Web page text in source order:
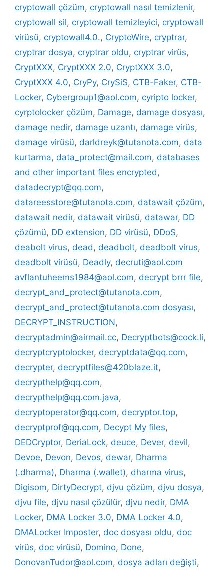
cryptowall çözüm, cryptowall nasıl temizlenir,
cryptowall sil, cryptowall temizleyici, cryptowall
virüsü, cryptowall4.0., CryptoWire, cryptrar,
cryptrar dosya, cryptrar oldu, cryptrar virüs,
CryptXXX, CryptXXX 2.0, CryptXXX 3.0,
CryptXXX 4.0, CryPy, CrySiS, CTB-Faker, CTB-
Locker, Cybergroup1@aol.com, cyripto locker,
cyrptolocker çözüm, Damage, damage dosyası,
damage nedir, damage uzantı, damage virüs,
damage virüsü, darldreyk@tutanota.com, data
kurtarma, data_protect@mail.com, databases
and other important files encrypted,
datadecrypt@qq.com,
datareesstore@tutanota.com, datawait çözüm,
datawait nedir, datawait virüsü, datawar, DD
çözümü, DD extension, DD virüsü, DDoS,
deabolt virus, dead, deadbolt, deadbolt virus,
deadbolt virüsü, Deadly, decruti@aol.com
avflantuheems1984@aol.com, decrypt brrr file,
decrypt_and_protect@tutanota.com,
decrypt_and_protect@tutanota.com dosyası,
DECRYPT_INSTRUCTION,
decryptadmin@airmail.cc, Decryptbots@cock.li,
decryptcryptolocker, decryptdata@qq.com,
decrypter, decryptfiles@420blaze.it,
decrypthelp@qq.com,
decrypthelp@qq.com.java,
decryptoperator@qq.com, decryptor.top,
decryptprof@qq.com, Decypt My files,
DEDCryptor, DeriaLock, deuce, Dever, devil,
Devoe, Devon, Devos, dewar, Dharma
(.dharma), Dharma (.wallet), dharma virus,
Digisom, DirtyDecrypt, djvu çözüm, djvu dosya,
djvu file, djvu nasıl çözülür, djvu nedir, DMA
Locker, DMA Locker 3.0, DMA Locker 4.0,
DMALocker Imposter, doc dosyası oldu, doc
virüs, doc virüsü, Domino, Done,
DonovanTudor@aol.com, dosya adları değişti,